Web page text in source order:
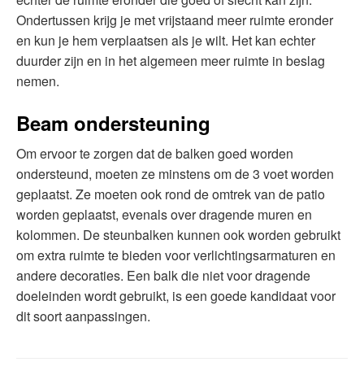
Ondertussen krijg je met vrijstaand meer ruimte eronder
en kun je hem verplaatsen als je wilt. Het kan echter
duurder zijn en in het algemeen meer ruimte in beslag
nemen.
Beam ondersteuning
Om ervoor te zorgen dat de balken goed worden
ondersteund, moeten ze minstens om de 3 voet worden
geplaatst. Ze moeten ook rond de omtrek van de patio
worden geplaatst, evenals over dragende muren en
kolommen. De steunbalken kunnen ook worden gebruikt
om extra ruimte te bieden voor verlichtingsarmaturen en
andere decoraties. Een balk die niet voor dragende
doeleinden wordt gebruikt, is een goede kandidaat voor
dit soort aanpassingen.